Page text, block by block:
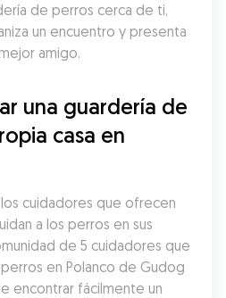
de perros cerca de ti,
un encuentro y presenta
amigo.
una guardería de
casa en
cuidadores que ofrecen
a los perros en sus
de 5 cuidadores que
en Polanco de Gudog
encontrar fácilmente un